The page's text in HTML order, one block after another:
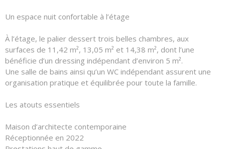
Un espace nuit confortable à l’étage
À l’étage, le palier dessert trois belles chambres, aux
surfaces de 11,42 m², 13,05 m² et 14,38 m², dont l’une
bénéficie d’un dressing indépendant d’environ 5 m².
Une salle de bains ainsi qu’un WC indépendant assurent une
organisation pratique et équilibrée pour toute la famille.
Les atouts essentiels
Maison d’architecte contemporaine
Réceptionnée en 2022